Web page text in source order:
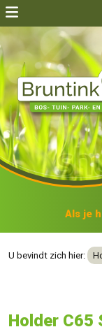
Als je
U bevindt zich hier:
Holder C65